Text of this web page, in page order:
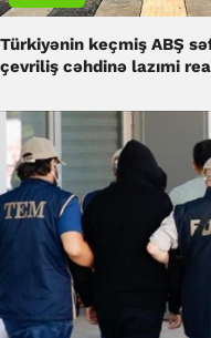
Türkiyənin keçmiş ABŞ
çevriliş cəhdinə lazımi